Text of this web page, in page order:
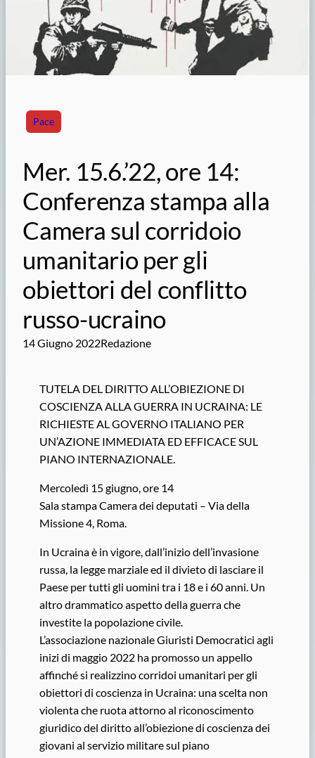
Pace
Mer. 15.6.’22, ore 14:
Conferenza stampa alla
Camera sul corridoio
umanitario per gli
obiettori del conflitto
russo-ucraino
14 Giugno 2022Redazione
TUTELA DEL DIRITTO ALL’OBIEZIONE DI
COSCIENZA ALLA GUERRA IN UCRAINA: LE
RICHIESTE AL GOVERNO ITALIANO PER
UN’AZIONE IMMEDIATA ED EFFICACE SUL
PIANO INTERNAZIONALE.
Mercoledì 15 giugno, ore 14
Sala stampa Camera dei deputati – Via della
Missione 4, Roma.
In Ucraina è in vigore, dall’inizio dell’invasione
russa, la legge marziale ed il divieto di lasciare il
Paese per tutti gli uomini tra i 18 e i 60 anni. Un
altro drammatico aspetto della guerra che
investite la popolazione civile.
L’associazione nazionale Giuristi Democratici agli
inizi di maggio 2022 ha promosso un appello
affinché si realizzino corridoi umanitari per gli
obiettori di coscienza in Ucraina: una scelta non
violenta che ruota attorno al riconoscimento
giuridico del diritto all’obiezione di coscienza dei
giovani al servizio militare sul piano